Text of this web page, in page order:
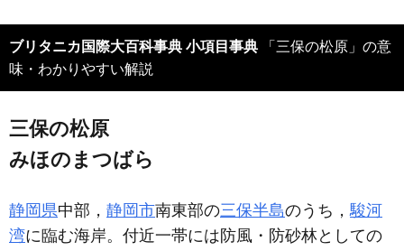
ブリタニカ国際大百科事典 小項目事典
味・わかりやすい解説
三保の松原
みほのまつばら
静岡県中部， 静岡市南東部の三保半島のうち，駿河
湾に臨む海岸。付近一帯には防風・防砂林としての